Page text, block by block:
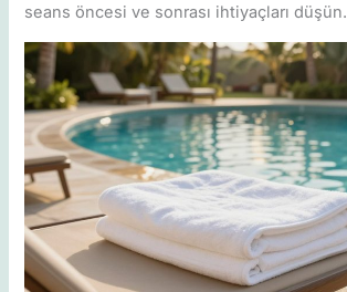
seans öncesi ve sonrası ihtiyaçları düşün.